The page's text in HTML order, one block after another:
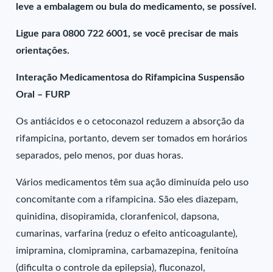
leve a embalagem ou bula do medicamento, se possível.
Ligue para 0800 722 6001, se você precisar de mais
orientações.
Interação Medicamentosa do Rifampicina Suspensão
Oral – FURP
Os antiácidos e o cetoconazol reduzem a absorção da
rifampicina, portanto, devem ser tomados em horários
separados, pelo menos, por duas horas.
Vários medicamentos têm sua ação diminuída pelo uso
concomitante com a rifampicina. São eles diazepam,
quinidina, disopiramida, cloranfenicol, dapsona,
cumarinas, varfarina (reduz o efeito anticoagulante),
imipramina, clomipramina, carbamazepina, fenitoína
(dificulta o controle da epilepsia), fluconazol,